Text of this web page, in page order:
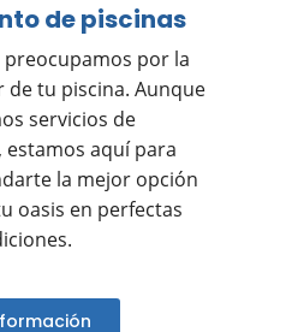
de piscinas
preocupamos por la
de tu piscina. Aunque
servicios de
aquí para
la mejor opción
oasis en perfectas